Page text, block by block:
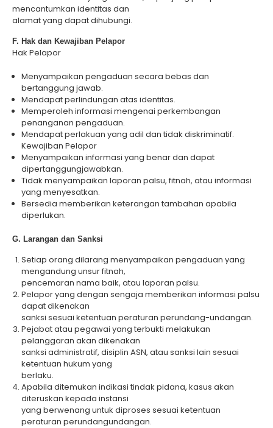
mencantumkan identitas dan
alamat yang dapat dihubungi.
F. Hak dan Kewajiban Pelapor
Hak Pelapor
Menyampaikan pengaduan secara bebas dan
bertanggung jawab.
Mendapat perlindungan atas identitas.
Memperoleh informasi mengenai perkembangan
penanganan pengaduan.
Mendapat perlakuan yang adil dan tidak diskriminatif.
Kewajiban Pelapor
Menyampaikan informasi yang benar dan dapat
dipertanggungjawabkan.
Tidak menyampaikan laporan palsu, fitnah, atau informasi
yang menyesatkan.
Bersedia memberikan keterangan tambahan apabila
diperlukan.
G. Larangan dan Sanksi
Setiap orang dilarang menyampaikan pengaduan yang
mengandung unsur fitnah,
pencemaran nama baik, atau laporan palsu.
Pelapor yang dengan sengaja memberikan informasi palsu
dapat dikenakan
sanksi sesuai ketentuan peraturan perundang-undangan.
Pejabat atau pegawai yang terbukti melakukan
pelanggaran akan dikenakan
sanksi administratif, disiplin ASN, atau sanksi lain sesuai
ketentuan hukum yang
berlaku.
Apabila ditemukan indikasi tindak pidana, kasus akan
diteruskan kepada instansi
yang berwenang untuk diproses sesuai ketentuan
peraturan perundangundangan.